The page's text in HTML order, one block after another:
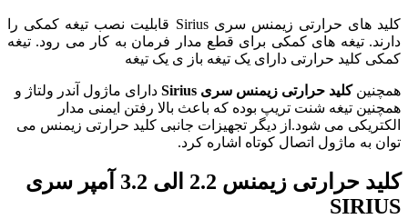
کلید های حرارتی زیمنس سری Sirius قابلیت نصب تیغه کمکی را
دارند. تیغه های کمکی برای قطع مدار فرمان به کار می رود. تیغه
کمکی کلید حرارتی دارای یک تیغه باز ی یک تیغه
همچنینکلید حرارتی زیمنس سری Sirius
دارای ماژول آندر ولتاژ و
همچنین تیغه شنت تریپ بوده که باعث بالا رفتن ایمنی مدار
الکتریکی می شود.از دیگر تجهیزات جانبی کلید حرارتی زیمنس می
توان به ماژول اتصال کوتاه اشاره کرد.
کلید حرارتی زیمنس 2.2 الی 3.2 آمپر سری
SIRIUS